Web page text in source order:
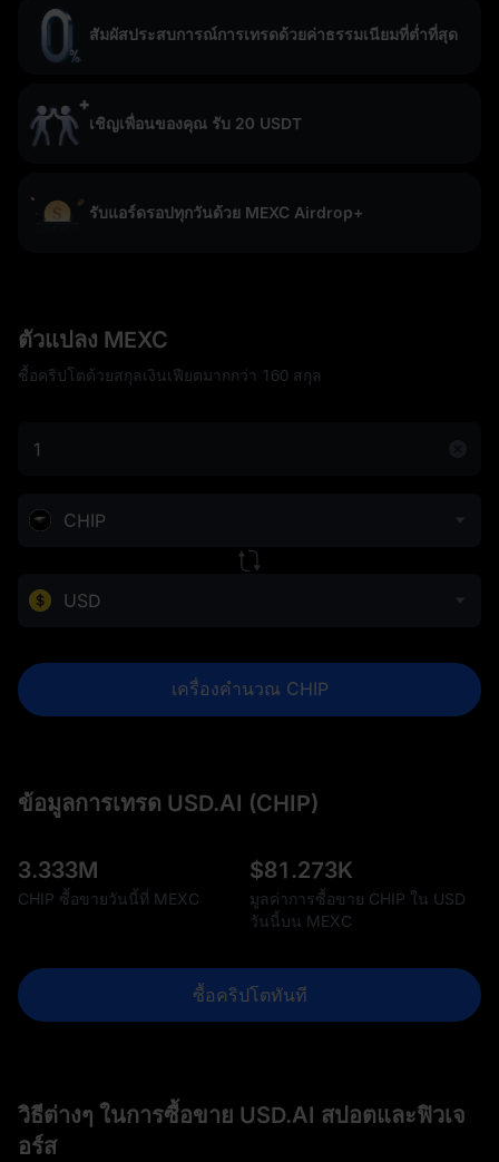
สัมผัสประสบการณ์การเทรดด้วยค่าธรรมเนียมที่ต่ำที่สุด
เชิญเพื่อนของคุณ รับ 20 USDT
รับแอร์ดรอปทุกวันด้วย MEXC Airdrop+
ตัวแปลง MEXC
ซื้อคริปโตด้วยสกุลเงินเฟียตมากกว่า 160 สกุล
CHIP
USD
เครื่องคำนวณ CHIP
ข้อมูลการเทรด USD.AI (CHIP)
3.333M
CHIP ซื้อขายวันนี้ที่ MEXC
$81.273K
มูลค่าการซื้อขาย CHIP ใน USD
วันนี้บน MEXC
ซื้อคริปโตทันที
วิธีต่างๆ ในการซื้อขาย USD.AI สปอตและฟิวเจ
อร์ส